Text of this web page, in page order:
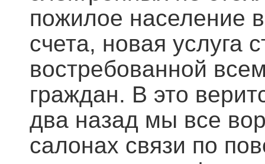
пожилое население
счета, новая услуга
востребованной
граждан. В это
два назад мы все
салонах связи по